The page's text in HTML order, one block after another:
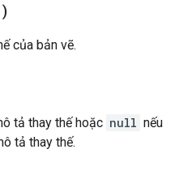
)
của bản vẽ.
tả thay thế hoặc null nếu
tả thay thế.